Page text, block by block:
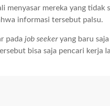
menyasar mereka yang tidak
informasi tersebut palsu.
pada job seekeryang baru
bisa saja pencari kerja